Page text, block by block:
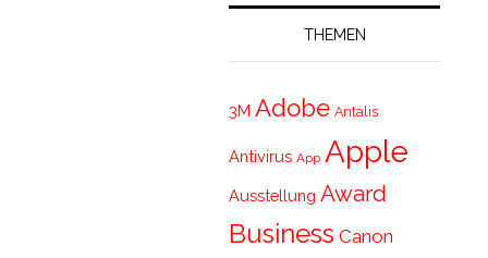
THEMEN
3M Adobe Antalis
Antivirus App Apple
Ausstellung Award
Business Canon